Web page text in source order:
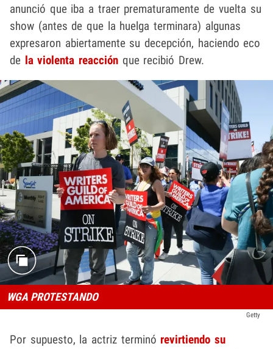
anunció que iba a traer prematuramente de vuelta su
show (antes de que la huelga terminara) algunas
expresaron abiertamente su decepción, haciendo eco
de la violenta reacción que recibió Drew.
WGA PROTESTANDO
Getty
Por supuesto, la actriz terminó revirtiendo su